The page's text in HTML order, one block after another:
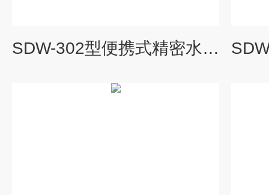
SDW-302型便携式精密水分活度仪 SDW-302